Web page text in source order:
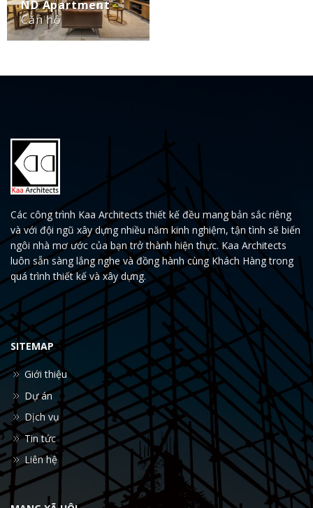
ND Apartment
Căn hộ
Các công trình Kaa Architects thiết kế đều mang bản sắc riêng
và với đội ngũ xây dựng nhiều năm kinh nghiệm, tận tình sẽ biến
ngôi nhà mơ ước của bạn trở thành hiện thực. Kaa Architects
luôn sẵn sàng lắng nghe và đồng hành cùng Khách Hàng trong
quá trình thiết kế và xây dựng.
SITEMAP
Giới thiệu
Dự án
Dịch vụ
Tin tức
Liên hệ